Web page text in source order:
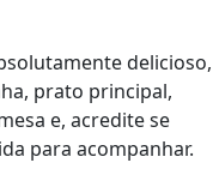
delicioso,
prato principal,
e, acredite se
para acompanhar.